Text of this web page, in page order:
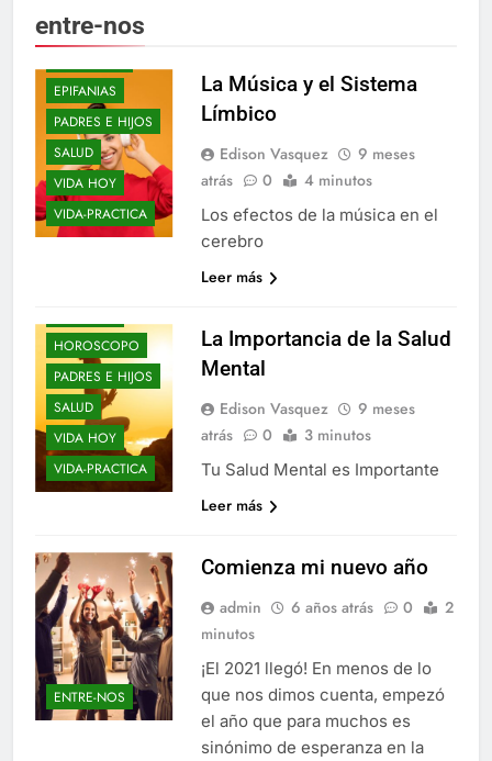
entre-nos
ELLOS Y ELLAS
EPIFANIAS
PADRES E HIJOS
SALUD
VIDA HOY
VIDA-PRACTICA
La Música y el Sistema
Límbico
Edison Vasquez
9 meses
atrás
0 4 minutos
Los efectos de la música en el
cerebro
Leer más
BLOGS
DE-TODO-COMO-
EN-BOTICA
DON-CORRECTO
HOROSCOPO
PADRES E HIJOS
SALUD
VIDA HOY
VIDA-PRACTICA
La Importancia de la Salud
Mental
Edison Vasquez
9 meses
atrás
0 3 minutos
Tu Salud Mental es Importante
Leer más
ENTRE-NOS
Comienza mi nuevo año
admin 6 años atrás 0
2
minutos
¡El 2021 llegó! En menos de lo
que nos dimos cuenta, empezó
el año que para muchos es
sinónimo de esperanza en la